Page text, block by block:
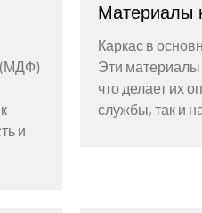
(МДФ)
и
Материалы
Каркас в
Эти материалы
что делает их
службы, так и